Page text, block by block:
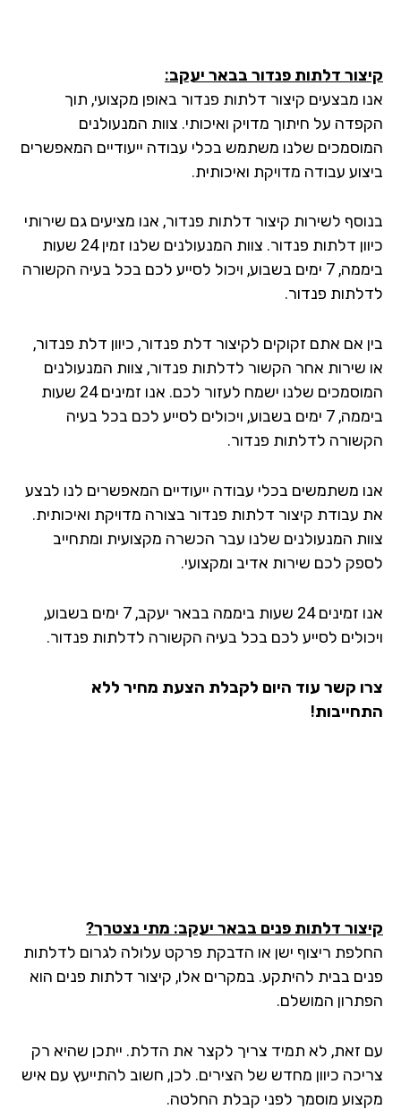
דלתות פנדור בבאר יעקב:
מבצעים קיצור דלתות פנדור באופן מקצועי, תוך
על חיתוך מדויק ואיכותי. צוות המנעולנים
שלנו משתמש בכלי עבודה ייעודיים המאפשרים
עבודה מדויקת ואיכותית.
לשירות קיצור דלתות פנדור, אנו מציעים גם שירותי
כיוון דלתות פנדור. צוות המנעולנים שלנו זמין 24 שעות
ביממה, 7 ימים בשבוע, ויכול לסייע לכם בכל בעיה הקשורה
פנדור.
אם אתם זקוקים לקיצור דלת פנדור, כיוון דלת פנדור,
שירות אחר הקשור לדלתות פנדור, צוות המנעולנים
המוסמכים שלנו ישמח לעזור לכם. אנו זמינים 24 שעות
ביממה, 7 ימים בשבוע, ויכולים לסייע לכם בכל בעיה
לדלתות פנדור.
משתמשים בכלי עבודה ייעודיים המאפשרים לנו לבצע
עבודת קיצור דלתות פנדור בצורה מדויקת ואיכותית.
המנעולנים שלנו עבר הכשרה מקצועית ומתחייב
לכם שירות אדיב ומקצועי.
אנו זמינים 24 שעות ביממה בבאר יעקב, 7 ימים בשבוע,
לסייע לכם בכל בעיה הקשורה לדלתות פנדור.
קשר עוד היום לקבלת הצעת מחיר ללא
דלתות פנים בבאר יעקב: מתי נצטרך?
ריצוף ישן או הדבקת פרקט עלולה לגרום לדלתות
בבית להיתקע. במקרים אלו, קיצור דלתות פנים הוא
המושלם.
זאת, לא תמיד צריך לקצר את הדלת. ייתכן שהיא רק
כיוון מחדש של הצירים. לכן, חשוב להתייעץ עם איש
מוסמך לפני קבלת החלטה.